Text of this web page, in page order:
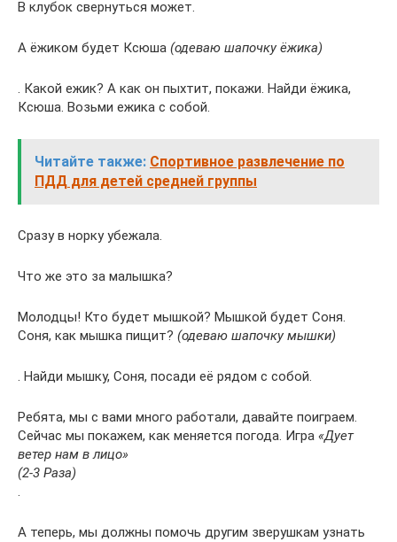
В клубок свернуться может.
А ёжиком будет Ксюша (одеваю шапочку ёжика)
. Какой ежик? А как он пыхтит, покажи. Найди ёжика,
Ксюша. Возьми ежика с собой.
Читайте также: Спортивное развлечение по
ПДД для детей средней группы
Сразу в норку убежала.
Что же это за малышка?
Молодцы! Кто будет мышкой? Мышкой будет Соня.
Соня, как мышка пищит? (одеваю шапочку мышки)
. Найди мышку, Соня, посади её рядом с собой.
Ребята, мы с вами много работали, давайте поиграем.
Сейчас мы покажем, как меняется погода. Игра «Дует
ветер нам в лицо»
(2-3 Раза)
.
А теперь, мы должны помочь другим зверушкам узнать